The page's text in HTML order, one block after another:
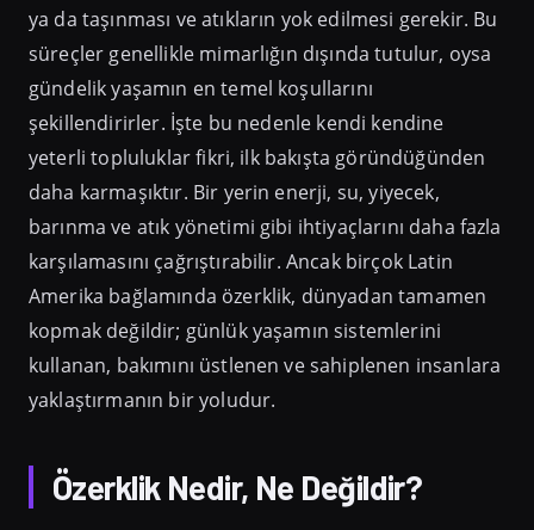
ya da taşınması ve atıkların yok edilmesi gerekir. Bu
süreçler genellikle mimarlığın dışında tutulur, oysa
gündelik yaşamın en temel koşullarını
şekillendirirler. İşte bu nedenle kendi kendine
yeterli topluluklar fikri, ilk bakışta göründüğünden
daha karmaşıktır. Bir yerin enerji, su, yiyecek,
barınma ve atık yönetimi gibi ihtiyaçlarını daha fazla
karşılamasını çağrıştırabilir. Ancak birçok Latin
Amerika bağlamında özerklik, dünyadan tamamen
kopmak değildir; günlük yaşamın sistemlerini
kullanan, bakımını üstlenen ve sahiplenen insanlara
yaklaştırmanın bir yoludur.
Özerklik Nedir, Ne Değildir?